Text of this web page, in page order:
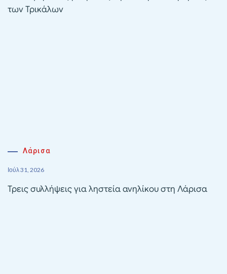
των Τρικάλων
Λάρισα
Ιούλ 31, 2026
Τρεις συλλήψεις για ληστεία ανηλίκου στη Λάρισα